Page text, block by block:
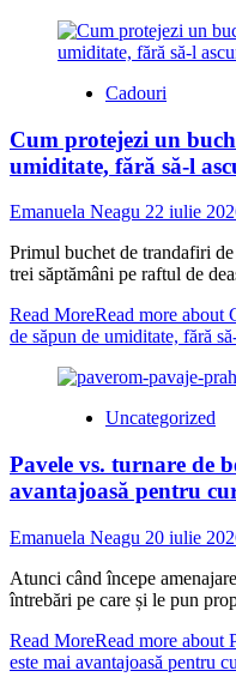
Cadouri
Cum protejezi un
umiditate, fără să-l
Emanuela Neagu 22 iulie
Primul buchet de trandafiri
trei săptămâni pe raftul de
Read MoreRead more about
de săpun de umiditate, fără
Uncategorized
Pavele vs. turnare de
avantajoasă pentru
Emanuela Neagu 20 iulie
Atunci când începe
întrebări pe care și le pun
Read MoreRead more about
este mai avantajoasă pentru